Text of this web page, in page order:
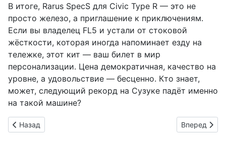
В итоге, Rarus SpecS для Civic Type R — это не
просто железо, а приглашение к приключениям.
Если вы владелец FL5 и устали от стоковой
жёсткости, которая иногда напоминает езду на
тележке, этот кит — ваш билет в мир
персонализации. Цена демократичная, качество на
уровне, а удовольствие — бесценно. Кто знает,
может, следующий рекорд на Сузуке падёт именно
на такой машине?
Предыдущий: Yamaha YZF-R25: Новый "инстаграмный"
Назад Следующий:
Вперед